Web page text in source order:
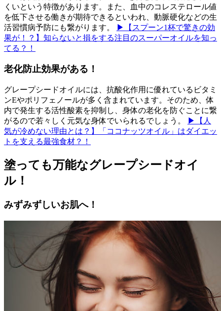
くいという特徴があります。また、血中のコレステロール値
を低下させる働きが期待できるといわれ、動脈硬化などの生
活習慣病予防にも繋がります。
▶【スプーン1杯で驚きの効
果が！？】知らないと損をする注目のスーパーオイルを知っ
てる？！
老化防止効果がある！
グレープシードオイルには、抗酸化作用に優れているビタミ
ンEやポリフェノールが多く含まれています。そのため、体
内で発生する活性酸素を抑制し、身体の老化を防ぐことに繋
がるので若々しく元気な身体でいられるでしょう。
▶【人
気が冷めない理由とは？】「ココナッツオイル」はダイエッ
トを支える最強食材？！
塗っても万能なグレープシードオイ
ル！
みずみずしいお肌へ！